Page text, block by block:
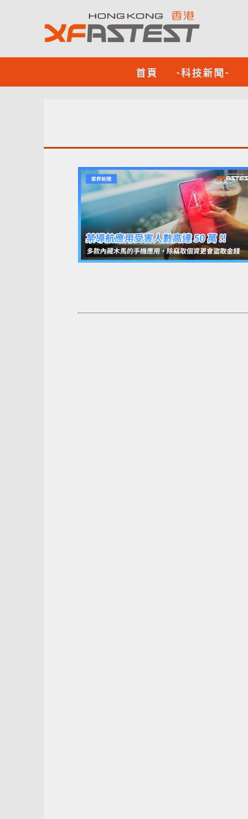
首頁 -科技新聞-